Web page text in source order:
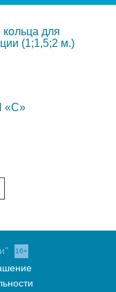
для
(1;1,5;2 м.)
16+